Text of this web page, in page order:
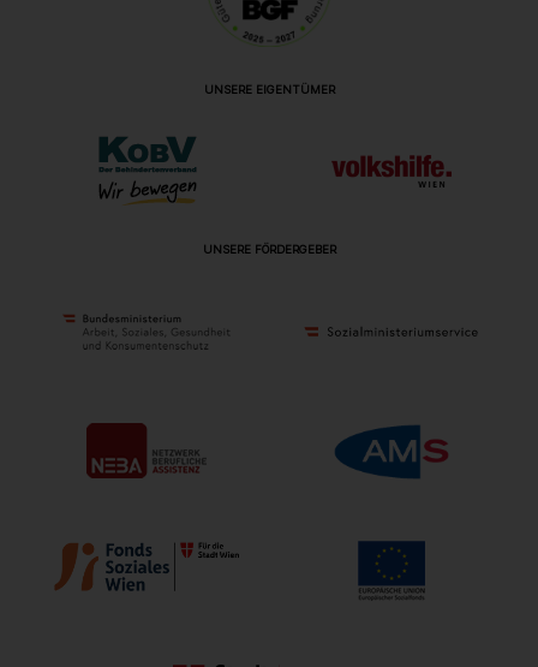
UNSERE EIGENTÜMER
UNSERE FÖRDERGEBER